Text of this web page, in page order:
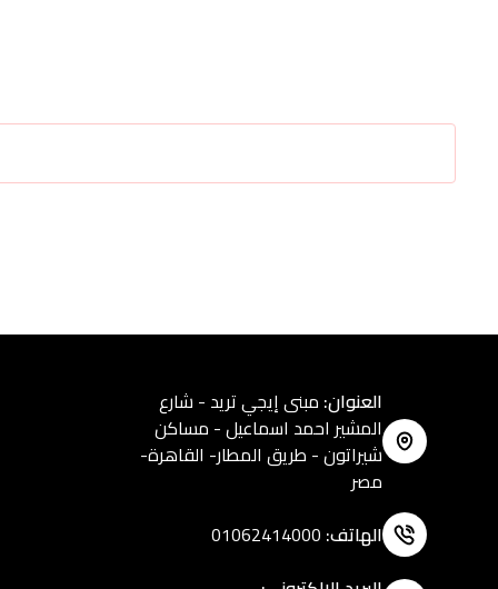
العنوان: مبنى إيجي تريد - شارع
المشير احمد اسماعيل - مساكن
شيراتون - طريق المطار- القاهرة-
مصر
الهاتف:
01062414000